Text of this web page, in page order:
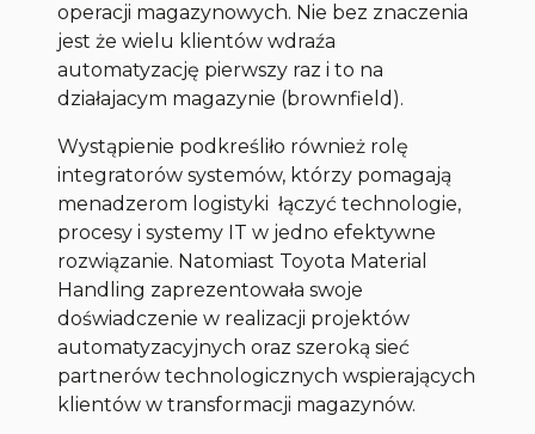
operacji magazynowych. Nie bez znaczenia
jest że wielu klientów wdraźa
automatyzację pierwszy raz i to na
działajacym magazynie (brownfield).
Wystąpienie podkreśliło również rolę
integratorów systemów, którzy pomagają
menadzerom logistyki łączyć technologie,
procesy i systemy IT w jedno efektywne
rozwiązanie. Natomiast Toyota Material
Handling zaprezentowała swoje
doświadczenie w realizacji projektów
automatyzacyjnych oraz szeroką sieć
partnerów technologicznych wspierających
klientów w transformacji magazynów.